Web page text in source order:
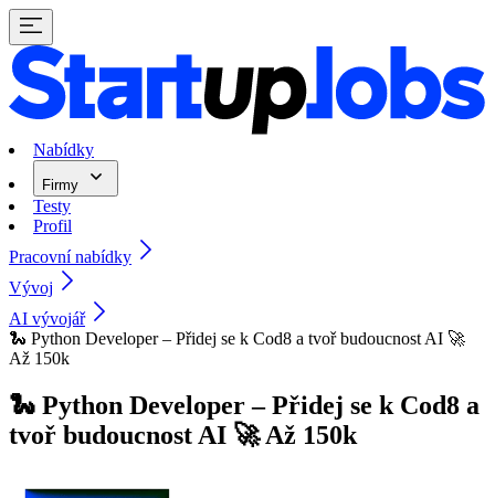
Nabídky
Firmy
Testy
Profil
Pracovní nabídky
Vývoj
AI vývojář
🐍 Python Developer – Přidej se k Cod8 a tvoř budoucnost AI 🚀
Až 150k
🐍 Python Developer – Přidej se k Cod8 a
tvoř budoucnost AI 🚀 Až 150k